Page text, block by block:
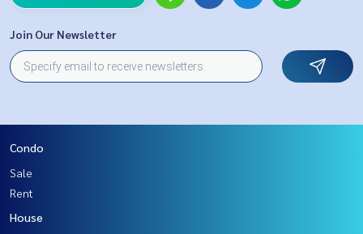
Join Our Newsletter
Condo
Sale
Rent
House